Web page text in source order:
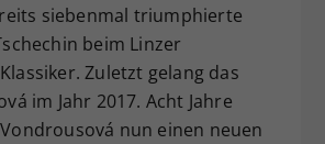
siebenmal triumphierte
beim Linzer
Zuletzt gelang das
im Jahr 2017. Acht Jahre
nun einen neuen